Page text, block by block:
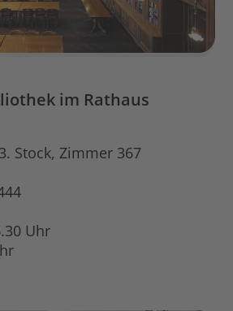
im Rathaus
Stock, Zimmer 367
Uhr